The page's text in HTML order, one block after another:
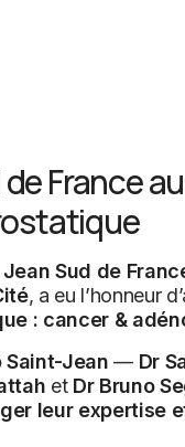
de France
Sud de
, a eu l’honneur
: cancer &
Saint-Jean — Dr
et Dr Bruno
leur expertise